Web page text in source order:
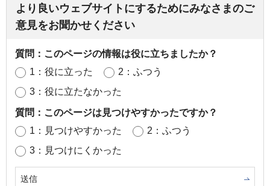
より良いウェブサイトにするためにみなさまのご
意見をお聞かせください
質問：このページの情報は役に立ちましたか？
1：役に立った
2：ふつう
3：役に立たなかった
質問：このページは見つけやすかったですか？
1：見つけやすかった
2：ふつう
3：見つけにくかった